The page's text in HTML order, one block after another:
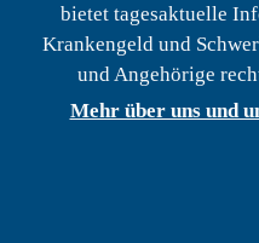
bietet tagesaktuelle
Krankengeld und
und Angehörige
Mehr über uns und